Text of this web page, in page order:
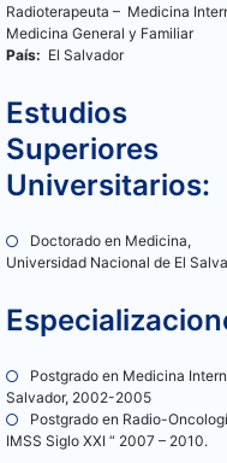
Radioterapeuta – Medicina
Medicina General y Familiar
País: El Salvador
Estudios
Superiores
Universitarios:
Doctorado en Medicina,
Universidad Nacional de El
Postgrado en Medicina
Salvador, 2002-2005
Postgrado en Radio-
IMSS Siglo XXI “ 2007 – 2010.